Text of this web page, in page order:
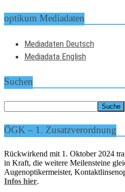
optikum Mediadaten
Mediadaten Deutsch
Mediadata English
Suchen
ÖGK – 1. Zusatzverordnung
Rückwirkend mit 1. Oktober 2024
in Kraft, die weitere Meilensteine
Augenoptikermeister,
Infos hier.